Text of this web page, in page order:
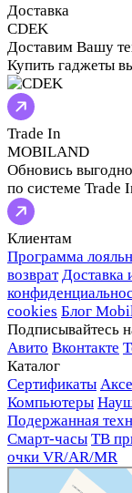
Доставка
CDEK
Доставим Вашу
Купить гаджеты
Trade In
MOBILAND
Обновись
по системе Trade
Клиентам
Программа
возврат Доставка
cookies Блог
Подписывайтесь
Авито Вконтакте
Каталог
Сертификаты
Компьютеры
Подержанная
Смарт-часы ТВ
очки VR/AR/MR
Мобиленд
Магазин электроники в